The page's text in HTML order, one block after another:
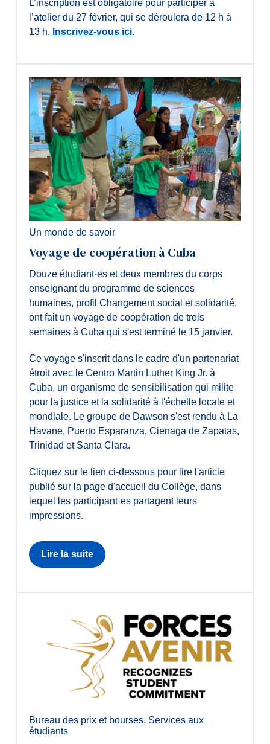
L’inscription est obligatoire pour participer à
l’atelier du 27 février, qui se déroulera de 12 h à
13 h. Inscrivez-vous ici.
Un monde de savoir
Voyage de coopération à Cuba
Douze étudiant·es et deux membres du corps
enseignant du programme de sciences
humaines, profil Changement social et solidarité,
ont fait un voyage de coopération de trois
semaines à Cuba qui s'est terminé le 15 janvier.
Ce voyage s'inscrit dans le cadre d'un partenariat
étroit avec le Centro Martin Luther King Jr. à
Cuba, un organisme de sensibilisation qui milite
pour la justice et la solidarité à l'échelle locale et
mondiale. Le groupe de Dawson s'est rendu à La
Havane, Puerto Esparanza, Cienaga de Zapatas,
Trinidad et Santa Clara.
Cliquez sur le lien ci-dessous pour lire l'article
publié sur la page d'accueil du Collège, dans
lequel les participant·es partagent leurs
impressions.
Lire la suite
Bureau des prix et bourses, Services aux
étudiants